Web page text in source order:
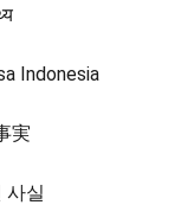
Indonesia
実
실